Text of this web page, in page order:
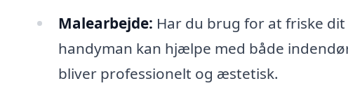
Malearbejde: Har du brug for at friske
handyman kan hjælpe med både
bliver professionelt og æstetisk.